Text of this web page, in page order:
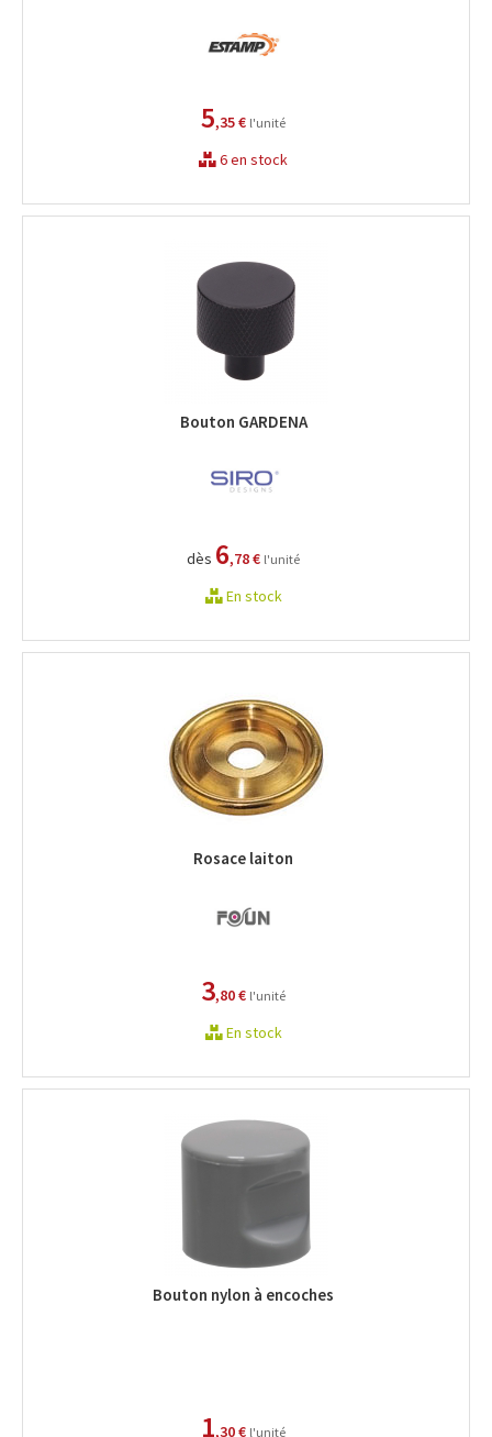
5,35 € l'unité
6 en stock
Bouton GARDENA
dès 6,78 € l'unité
En stock
Rosace laiton
3,80 € l'unité
En stock
Bouton nylon à encoches
1,30 € l'unité